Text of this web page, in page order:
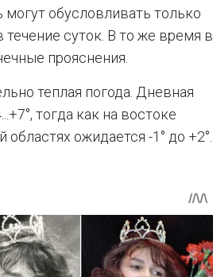
обусловливать только
суток. В то же время в
прояснения.
теплая погода. Дневная
тогда как на востоке
ожидается -1° до +2°.